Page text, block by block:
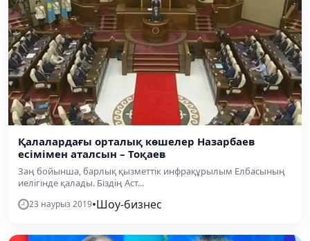
Қалалардағы орталық көшелер Назарбаев
есімімен аталсын – Тоқаев
Заң бойынша, барлық қызметтік инфрақұрылым Елбасының
иелігінде қалады. Біздің Аст...
23 наурыз 2019•Шоу-бизнес